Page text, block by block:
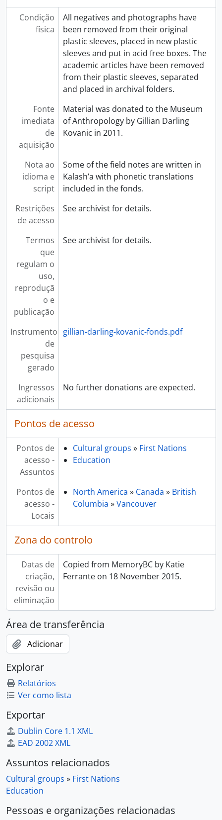
Condição
física
All negatives and photographs have
been removed from their original
plastic sleeves, placed in new plastic
sleeves and put in acid free boxes. The
academic articles have been removed
from their plastic sleeves, separated
and placed in archival folders.
Fonte
imediata
de
aquisição
Material was donated to the Museum
of Anthropology by Gillian Darling
Kovanic in 2011.
Nota ao
idioma e
script
Some of the field notes are written in
Kalash’a with phonetic translations
included in the fonds.
Restrições
de acesso
See archivist for details.
Termos
que
regulam o
uso,
reproduçã
o e
publicação
See archivist for details.
Instrumento
de
pesquisa
gerado
gillian-darling-kovanic-fonds.pdf
Ingressos
adicionais
No further donations are expected.
Pontos de acesso
Pontos de
acesso -
Assuntos
Cultural groups » First Nations
Education
Pontos de
acesso -
Locais
North America » Canada » British
Columbia »Vancouver
Zona do controlo
Datas de
criação,
revisão ou
eliminação
Copied from MemoryBC by Katie
Ferrante on 18 November 2015.
Área de transferência
Adicionar
Explorar
Relatórios
Ver como lista
Exportar
Dublin Core 1.1 XML
EAD 2002 XML
Assuntos relacionados
Cultural groups » First Nations
Education
Pessoas e organizações relacionadas